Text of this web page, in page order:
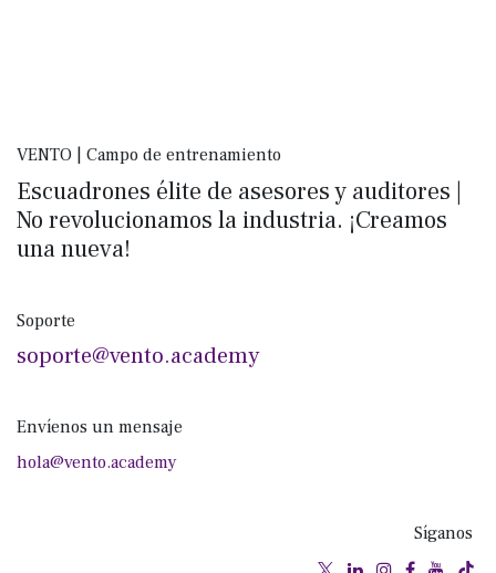
VENTO | Campo de entrenamiento
Escuadrones élite de asesores y auditores |
No revolucionamos la industria. ¡Creamos
una nueva!
Soporte
soporte@vento.academy
Envíenos un mensaje
hola@vento.academy
Síganos